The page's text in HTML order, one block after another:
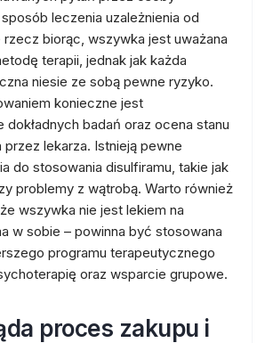
leczenia uzależnienia od
rzecz biorąc, wszywka jest uważana
terapii, jednak jak każda
niesie ze sobą pewne ryzyko.
konieczne jest
dokładnych badań oraz ocena stanu
lekarza. Istnieją pewne
do stosowania disulfiramu, takie jak
problemy z wątrobą. Warto również
wszywka nie jest lekiem na
w sobie – powinna być stosowana
programu terapeutycznego
oraz wsparcie grupowe.
proces zakupu i